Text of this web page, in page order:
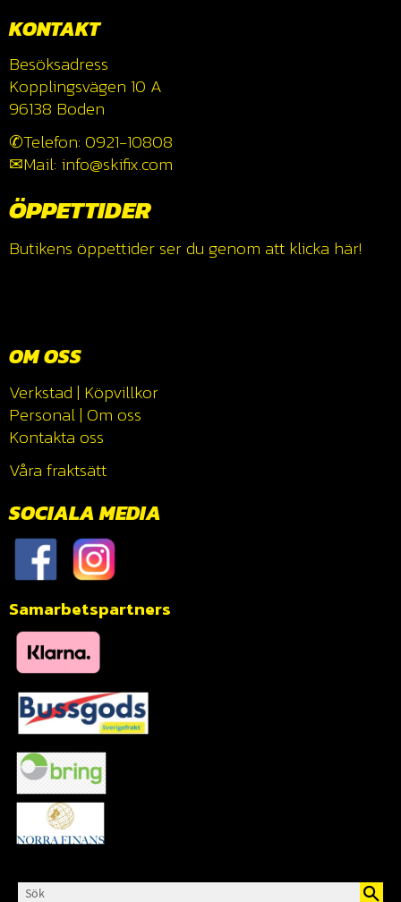
KONTAKT
Besöksadress
Kopplingsvägen 10 A
96138 Boden
✆Telefon: 0921-10808
✉Mail: info@skifix.com
ÖPPETTIDER
Butikens öppettider ser du genom att klicka här!
OM OSS
Verkstad | Köpvillkor
Personal| Om oss
Kontakta oss
Våra fraktsätt
SOCIALA MEDIA
Samarbetspartners